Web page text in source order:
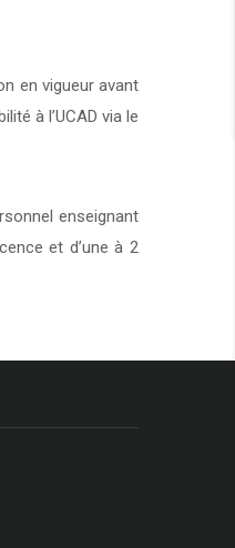
en vigueur avant
à l’UCAD via le
enseignant
et d’une à 2